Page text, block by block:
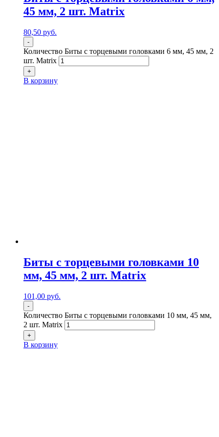
45 мм, 2 шт. Matrix
80,50 руб.
-
Количество Биты с торцевыми головками 6 мм, 45 мм, 2
шт. Matrix
+
В корзину
Биты с торцевыми головками 10
мм, 45 мм, 2 шт. Matrix
101,00 руб.
-
Количество Биты с торцевыми головками 10 мм, 45 мм,
2 шт. Matrix
+
В корзину